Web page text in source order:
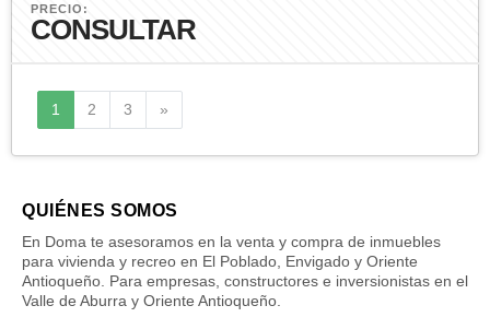
PRECIO:
CONSULTAR
1 2 3 »
QUIÉNES SOMOS
En Doma te asesoramos en la venta y compra de inmuebles
para vivienda y recreo en El Poblado, Envigado y Oriente
Antioqueño. Para empresas, constructores e inversionistas en el
Valle de Aburra y Oriente Antioqueño.